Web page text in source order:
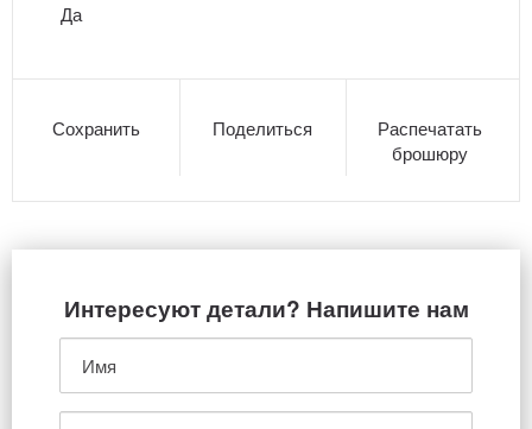
Да
Сохранить Поделиться
Распечатать
брошюру
Интересуют детали? Напишите нам